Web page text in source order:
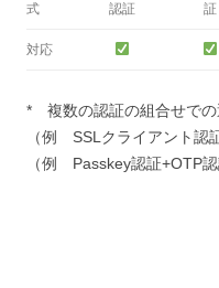
式
認証
証
対応
* 複数の認証の組合せでの
（例 SSLクライアント認
（例 Passkey認証+OTP認